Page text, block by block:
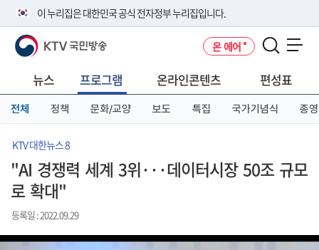
이 누리집은 대한민국 공식 전자정부 누리집입니다.
공식 누리집 주소 확인하기
니다.
이밖에 or.kr 또는 .kr등 다른 도메인 주소를 사용하고 있다면 아래 URL에
서 도메인 주소를 확인해 보세요
KTV 국민방송 온 에어
뉴스 프로그램 온라인콘텐츠 편성표
전체 정책 문화/교양 보도 특집 국가기념식 종영
KTV 대한뉴스 8
"AI 경쟁력 세계 3위···데이터시장 50조 규모
로 확대"
등록일 : 2022.09.29